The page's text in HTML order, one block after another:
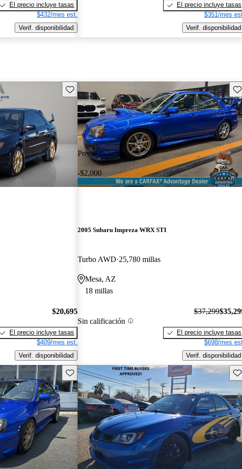
El precio incluye tasas
$432/mes est.
Verif. disponibilidad
El precio incluye tasas
$351/mes
Verif. disponibilidad
Guarda este Aviso
$20,695
El precio incluye tasas
$409/mes est.
Verif. disponibilidad
Precio reducido
-$2,000
2005 Subaru Impreza WRX STI
Turbo AWD 25,780 millas
Mesa, AZ
18 millas
Sin calificación
$37,299
El precio incluye tasas
$698/mes
Verif. disponibilidad
Guarda este Aviso